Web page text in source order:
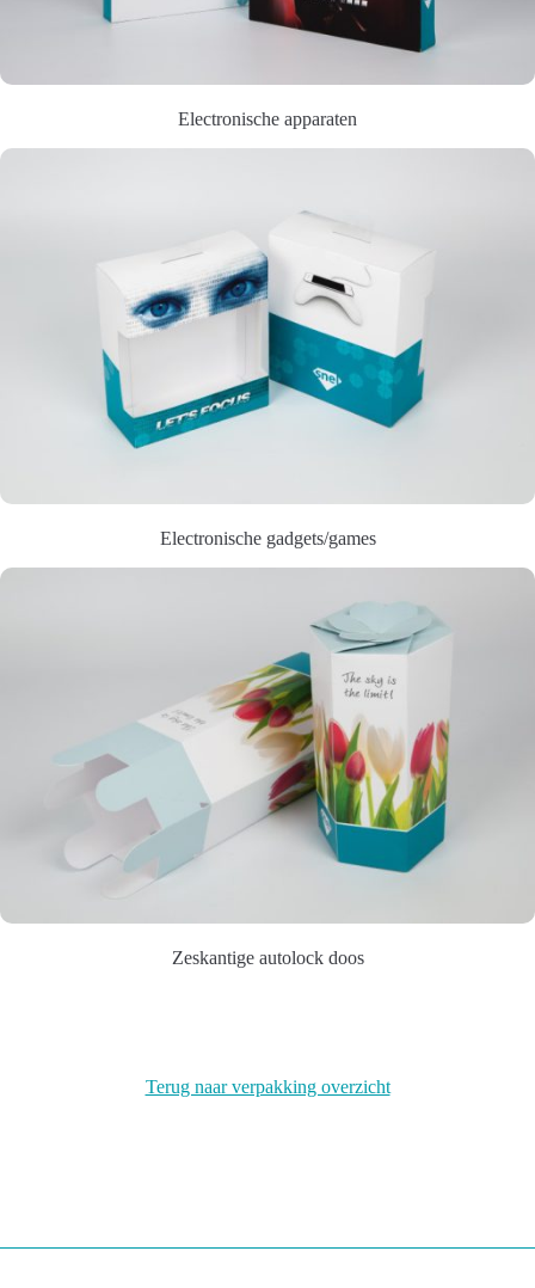
Electronische apparaten
Electronische gadgets/games
Zeskantige autolock doos
Terug naar verpakking overzicht